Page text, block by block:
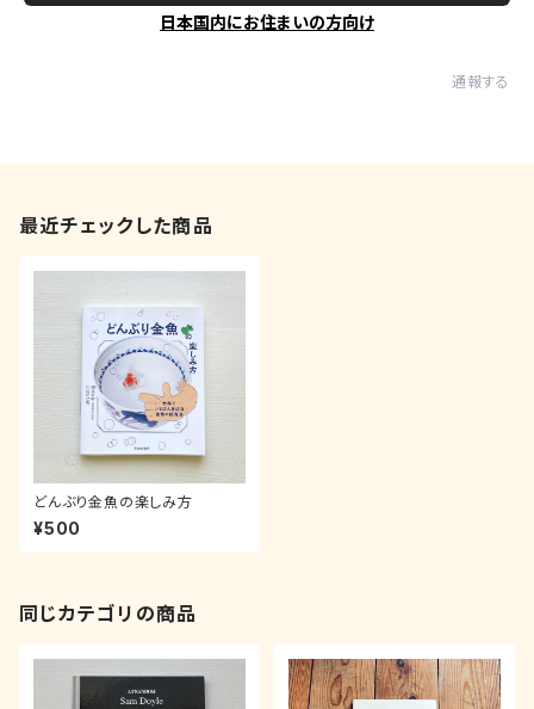
日本国内にお住まいの方向け
通報する
最近チェックした商品
どんぶり金魚の楽しみ方
¥500
同じカテゴリの商品